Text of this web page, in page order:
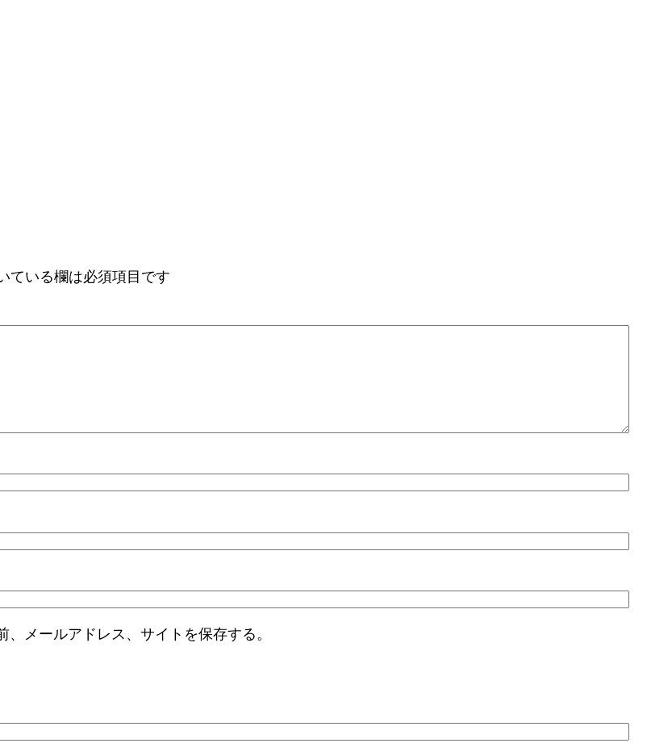
ている欄は必須項目です
メールアドレス、サイトを保存する。